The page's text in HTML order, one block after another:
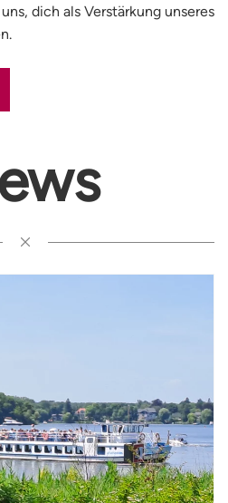
dich als Verstärkung unseres